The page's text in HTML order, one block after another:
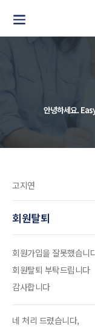
안녕하세요.
고지연
회원탈퇴
회원가입을 잘못했습니
회원탈퇴 부탁드립니다
감사합니다
네 처리 드렸습니다,